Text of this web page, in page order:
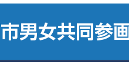
男女共同参